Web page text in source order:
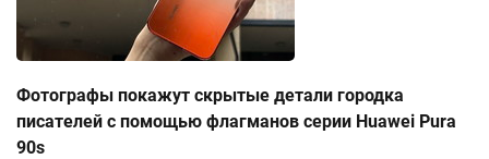
Фотографы покажут скрытые детали городка
писателей с помощью флагманов серии Huawei Pura
90s